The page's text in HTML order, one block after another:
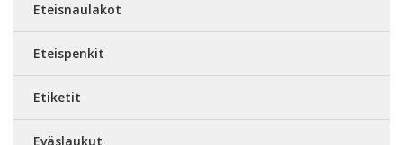
Eteisnaulakot
Eteispenkit
Etiketit
Eväslaukut